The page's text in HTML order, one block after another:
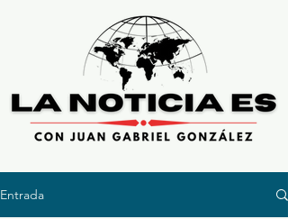
Entrada